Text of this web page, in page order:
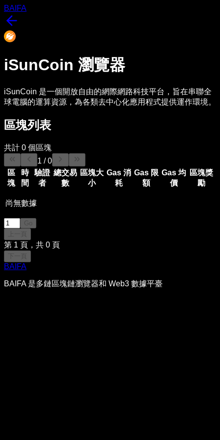
BAIFA
iSunCoin 瀏覽器
iSunCoin 是一個開放自由的網際網路科技平台，旨在串聯全
球電腦的運算資源，為各類去中心化應用程式提供運作環境。
區塊列表
共計 0 個區塊
1 /0
區
塊
時
間
驗證
者
總交易
數
區塊大
小
Gas 消
耗
Gas 限
額
Gas 均
價
區塊獎
勵
尚無數據
Go
第 1 頁，共 0 頁
BAIFA
BAIFA 是多鏈區塊鏈瀏覽器和 Web3 數據平臺